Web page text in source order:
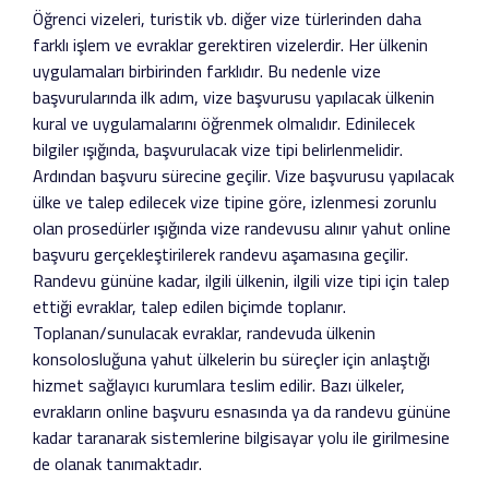
Öğrenci vizeleri, turistik vb. diğer vize türlerinden daha
farklı işlem ve evraklar gerektiren vizelerdir. Her ülkenin
uygulamaları birbirinden farklıdır. Bu nedenle vize
başvurularında ilk adım, vize başvurusu yapılacak ülkenin
kural ve uygulamalarını öğrenmek olmalıdır. Edinilecek
bilgiler ışığında, başvurulacak vize tipi belirlenmelidir.
Ardından başvuru sürecine geçilir. Vize başvurusu yapılacak
ülke ve talep edilecek vize tipine göre, izlenmesi zorunlu
olan prosedürler ışığında vize randevusu alınır yahut online
başvuru gerçekleştirilerek randevu aşamasına geçilir.
Randevu gününe kadar, ilgili ülkenin, ilgili vize tipi için talep
ettiği evraklar, talep edilen biçimde toplanır.
Toplanan/sunulacak evraklar, randevuda ülkenin
konsolosluğuna yahut ülkelerin bu süreçler için anlaştığı
hizmet sağlayıcı kurumlara teslim edilir. Bazı ülkeler,
evrakların online başvuru esnasında ya da randevu gününe
kadar taranarak sistemlerine bilgisayar yolu ile girilmesine
de olanak tanımaktadır.